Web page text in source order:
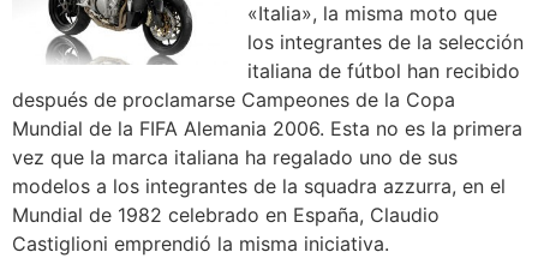
«Italia», la misma moto que
los integrantes de la selección
italiana de fútbol han recibido
después de proclamarse Campeones de la Copa
Mundial de la FIFA Alemania 2006. Esta no es la primera
vez que la marca italiana ha regalado uno de sus
modelos a los integrantes de la squadra azzurra, en el
Mundial de 1982 celebrado en España, Claudio
Castiglioni emprendió la misma iniciativa.